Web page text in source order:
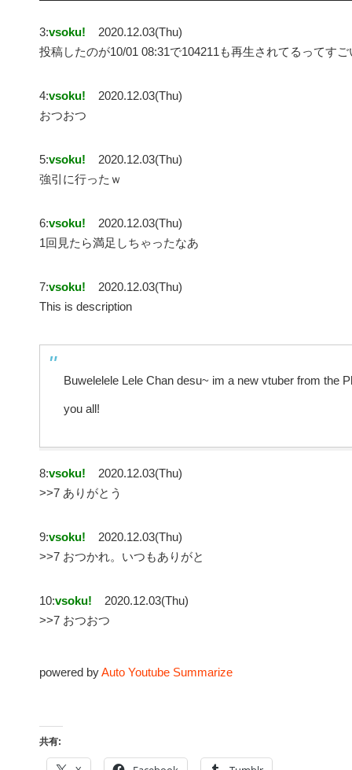
3:vsoku!
2020.12.03(Thu)
投稿したのが10/01 08:31で104211も再生されてるってすご
4:vsoku!
2020.12.03(Thu)
おつおつ
5:vsoku!
2020.12.03(Thu)
強引に行ったｗ
6:vsoku!
2020.12.03(Thu)
1回見たら満足しちゃったなあ
7:vsoku!
2020.12.03(Thu)
This is description
Buwelelele Lele Chan desu~ im a new vtuber from the
you all!
8:vsoku!
2020.12.03(Thu)
>>7 ありがとう
9:vsoku!
2020.12.03(Thu)
>>7 おつかれ。いつもありがと
10:vsoku!
2020.12.03(Thu)
>>7 おつおつ
powered byAuto Youtube Summarize
共有: